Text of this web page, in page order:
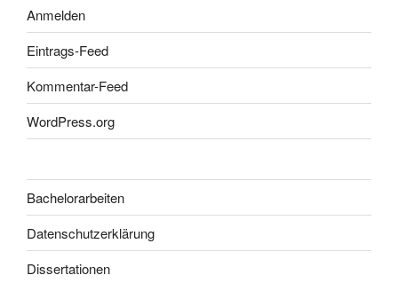
Anmelden
Eintrags-Feed
Kommentar-Feed
WordPress.org
Bachelorarbeiten
Datenschutzerklärung
Dissertationen